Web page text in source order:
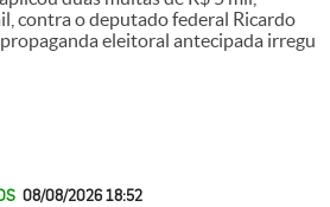
contra o deputado federal Ricardo
eleitoral antecipada irregu
08/08/2026 18:52